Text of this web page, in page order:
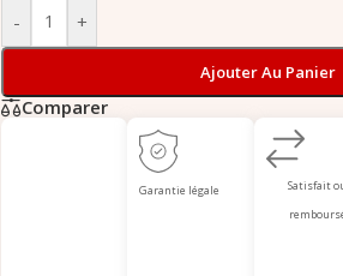
- +
Ajouter Au Panier
Comparer
Garantie légale
Satisfait